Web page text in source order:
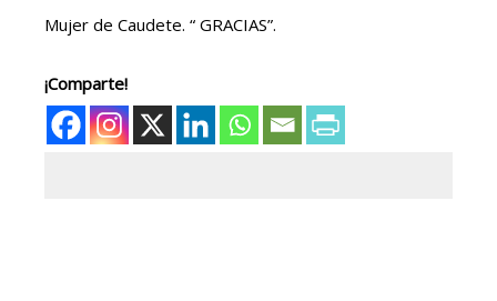
Mujer de Caudete. “ GRACIAS”.
¡Comparte!